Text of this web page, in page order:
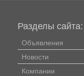
Разделы сайта:
Объявления
Новости
Компании